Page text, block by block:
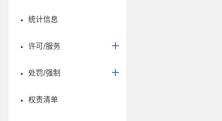
统计信息
许可/服务
处罚/强制
权责清单